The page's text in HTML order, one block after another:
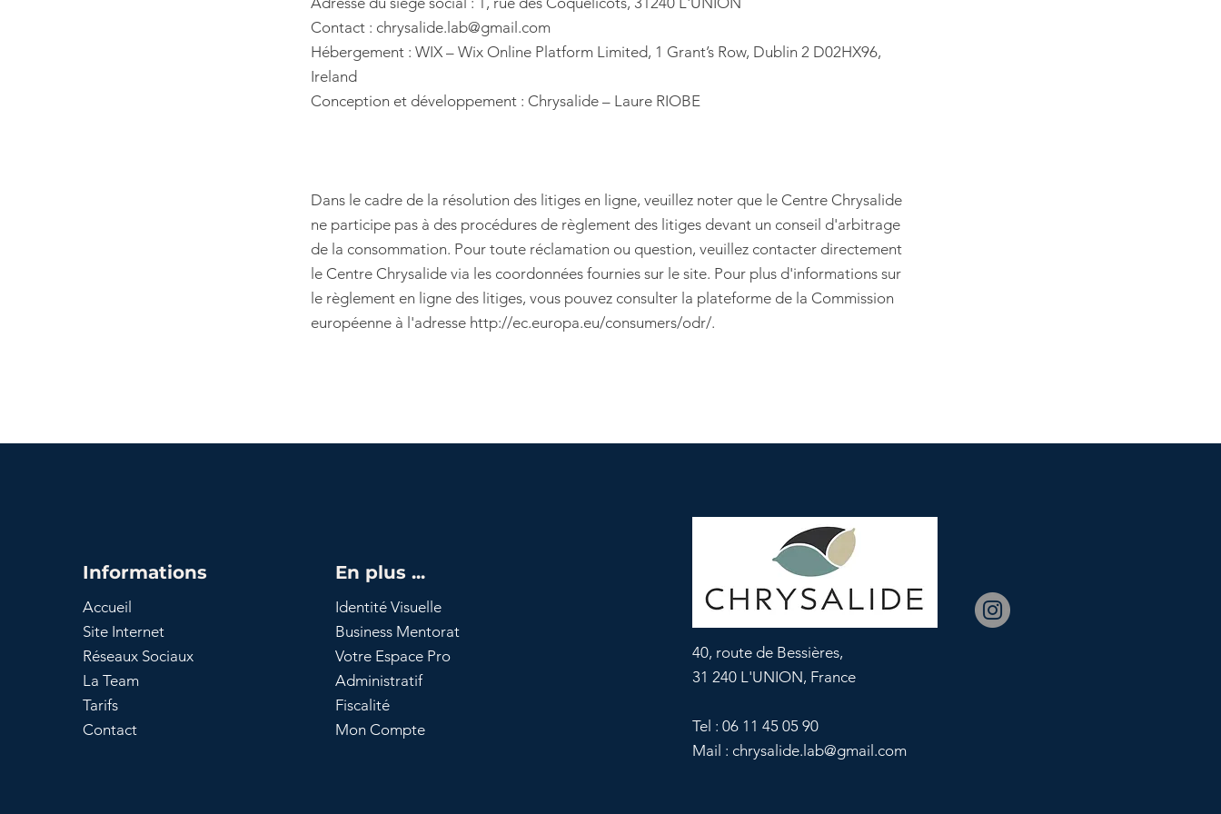
Contact : chrysalide.lab@gmail.com
Hébergement : WIX – Wix Online Platform Limited, 1 Grant’s Row, Dublin 2 D02HX96,
Ireland
Conception et développement : Chrysalide – Laure RIOBE
Dans le cadre de la résolution des litiges en ligne, veuillez noter que le Centre Chrysalide
ne participe pas à des procédures de règlement des litiges devant un conseil d'arbitrage
de la consommation. Pour toute réclamation ou question, veuillez contacter directement
le Centre Chrysalide via les coordonnées fournies sur le site. Pour plus d'informations sur
le règlement en ligne des litiges, vous pouvez consulter la plateforme de la Commission
européenne à l'adresse http://ec.europa.eu/consumers/odr/.
Informations
Accueil
Site Internet
Réseaux Sociaux
La Team
Tarifs
Contact
En plus ...
Identité Visuelle
Business Mentorat
Votre Espace Pro
Administratif
Fiscalité
Mon Compte
40, route de Bessières,
31 240 L'UNION, France
Tel : 06 11 45 05 90
Mail : chrysalide.lab@gmail.com